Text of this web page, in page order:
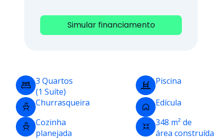
Simular financiamento
3 Quartos
(1 Suíte)
Piscina
Churrasqueira
Edícula
Cozinha
planejada
348 m² de
área construída